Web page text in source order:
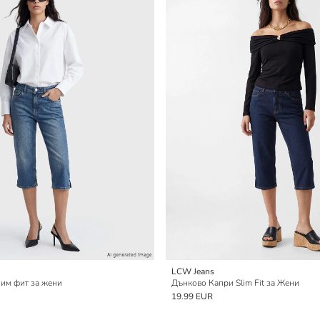
фит за жени
LCW Jeans
Дънково Капри Slim Fit за Жени
19.99 EUR